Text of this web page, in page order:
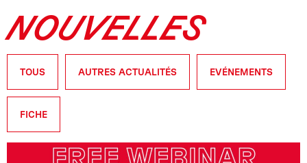
NOUVELLES
TOUS AUTRES ACTUALITÉS EVÉNEMENTS
FICHE